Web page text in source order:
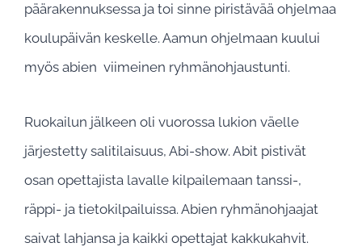
päärakennuksessa ja toi sinne piristävää ohjelmaa
koulupäivän keskelle. Aamun ohjelmaan kuului
myös abien viimeinen ryhmänohjaustunti.
Ruokailun jälkeen oli vuorossa lukion väelle
järjestetty salitilaisuus, Abi-show. Abit pistivät
osan opettajista lavalle kilpailemaan tanssi-,
räppi- ja tietokilpailuissa. Abien ryhmänohjaajat
saivat lahjansa ja kaikki opettajat kakkukahvit.